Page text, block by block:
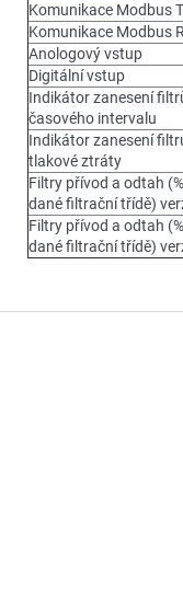
Komunikace Modbus
Komunikace Modbus
Anologový vstup
Digitální vstup
Indikátor zanesení
časového intervalu
Indikátor zanesení
tlakové ztráty
Filtry přívod a odtah
dané filtrační třídě)
Filtry přívod a odtah
dané filtrační třídě)